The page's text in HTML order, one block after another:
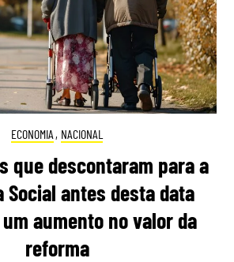
ECONOMIA , NACIONAL
que descontaram para a
Social antes desta data
aumento no valor da
reforma